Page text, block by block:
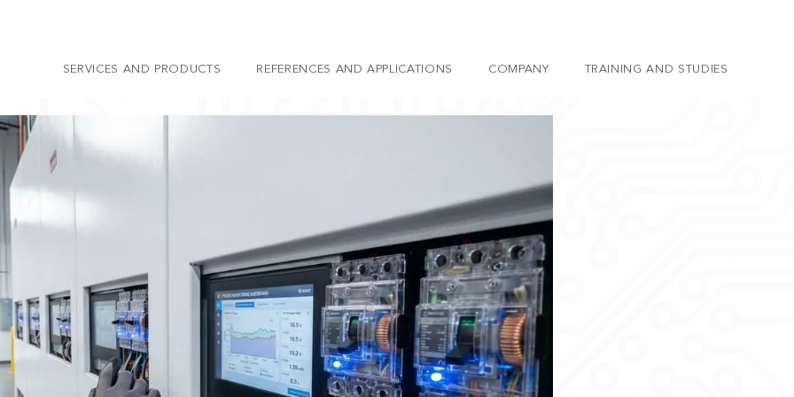
SERVICES AND PRODUCTS REFERENCES AND APPLICATIONS COMPANY TRAINING AND STUDIES